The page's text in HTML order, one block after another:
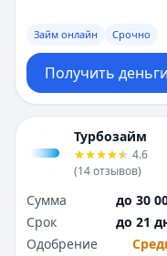
Займ онлайн Срочно
Получить деньги
Турбозайм
4.6
(14отзывов)
Сумма
до 30
Срок
до 21
Одобрение